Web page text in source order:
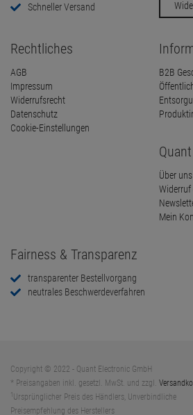
Schneller Versand
Rechtliches
AGB
Impressum
Widerrufsrecht
Datenschutz
Cookie-Einstellungen
B2B
Über uns
Widerruf
Mein
Fairness & Transparenz
transparenter Bestellvorgang
neutrales Beschwerdeverfahren
Copyright © 2022 - Quant Electronic GmbH
* Preisangaben inkl. gesetzl. MwSt. und zzgl.
Ursprünglicher Preis des Händlers, Unverbindliche
Preisempfehlung des Herstellers